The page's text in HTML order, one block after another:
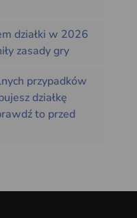
działki w 2026
zasady gry
przypadków
działkę
to przed